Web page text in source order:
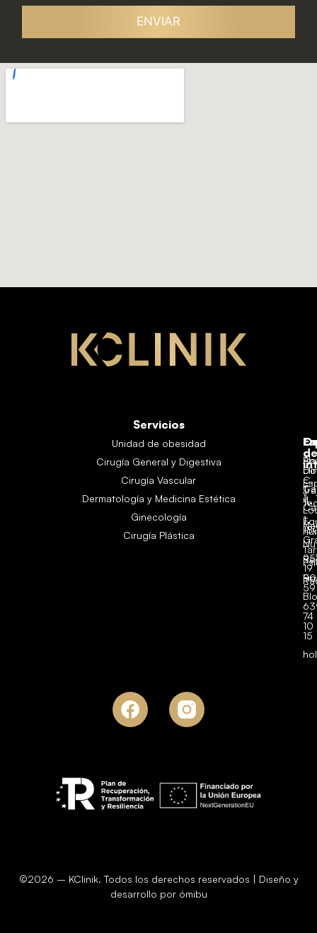
Servicios
Unidad de obesidad
Cirugía General y Digestiva
Cirugía Vascular
Dermatología y Medicina Estética
Ginecología
Cirugía Plástica
de
y
C.
4,
1,
19
90
59
74
10
15
©2026 – KClinik. Todos los derechos reservados | Diseño y
desarrollo por ómibu